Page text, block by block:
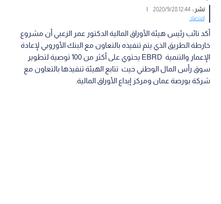
نشر :12:44 2020/9/28
|
اقتصاد
أكد نائب رئيس هيئة الأوراق المالية الدكتور عمر الزعبي أن مشروع
خارطة الطريق الذي يتم تنفيذه بالتعاون مع البنك الأوروبي لإعادة
الإعمار والتنمية EBRD يحتوي على أكثر من 100 توصية لتطوير
سوق رأس المال الوطني حيث تتابع الهيئة تنفيذها بالتعاون مع
شركة بورصة عمان ومركز إيداع الأوراق المالية.